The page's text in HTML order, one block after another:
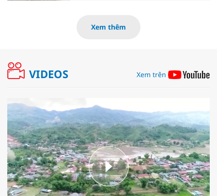
Xem thêm
VIDEOS Xem trên